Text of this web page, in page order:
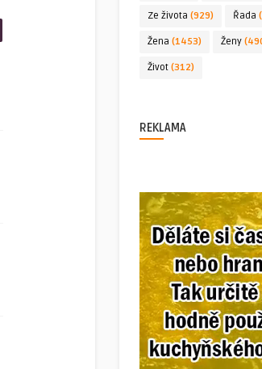
Ze života (929) Řada
Žena (1453) Ženy
Život (312)
REKLAMA